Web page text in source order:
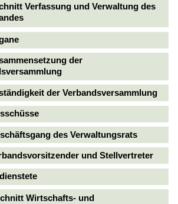
Verfassung und Verwaltung des
der
der Verbandsversammlung
des Verwaltungsrats
und Stellvertreter
Wirtschafts- und